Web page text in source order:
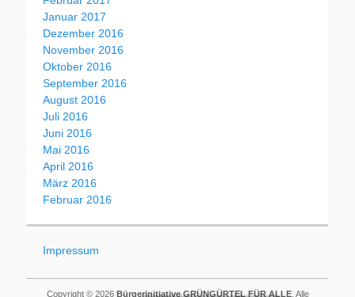
Januar 2017
Dezember 2016
November 2016
Oktober 2016
September 2016
August 2016
Juli 2016
Juni 2016
Mai 2016
April 2016
März 2016
Februar 2016
Impressum
Copyright © 2026 Bürgerinitiative GRÜNGÜRTEL FÜR ALLE. Alle